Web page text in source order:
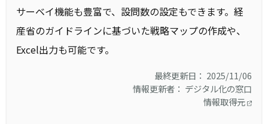
サーベイ機能も豊富で、設問数の設定もできます。経
産省のガイドラインに基づいた戦略マップの作成や、
Excel出力も可能です。
最終更新日： 2025/11/06
情報更新者： デジタル化の窓口
情報取得元